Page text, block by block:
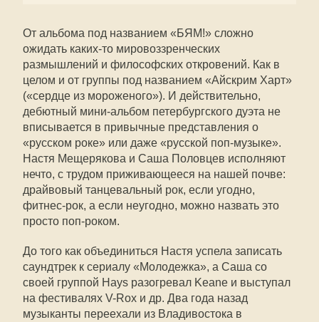
От альбома под названием «БЯМ!» сложно
ожидать каких-то мировоззренческих
размышлений и философских откровений. Как в
целом и от группы под названием «Айскрим Харт»
(«сердце из мороженого»). И действительно,
дебютный мини-альбом петербургского дуэта не
вписывается в привычные представления о
«русском роке» или даже «русской поп-музыке».
Настя Мещерякова и Саша Половцев исполняют
нечто, с трудом приживающееся на нашей почве:
драйвовый танцевальный рок, если угодно,
фитнес-рок, а если неугодно, можно назвать это
просто поп-роком.
До того как объединиться Настя успела записать
саундтрек к сериалу «Молодежка», а Саша со
своей группой Hays разогревал Keane и выступал
на фестивалях V-Rox и др. Два года назад
музыканты переехали из Владивостока в